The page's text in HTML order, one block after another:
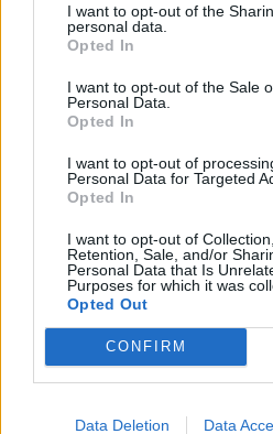
I want to opt-out of the
personal data.
Opted In
I want to opt-out of the Sale
Personal Data.
Opted In
I want to opt-out of
Personal Data for Targeted
Opted In
I want to opt-out of
Retention, Sale, and/or
Personal Data that Is
Purposes for which it was
Opted Out
CONFIRM
Data Deletion Data